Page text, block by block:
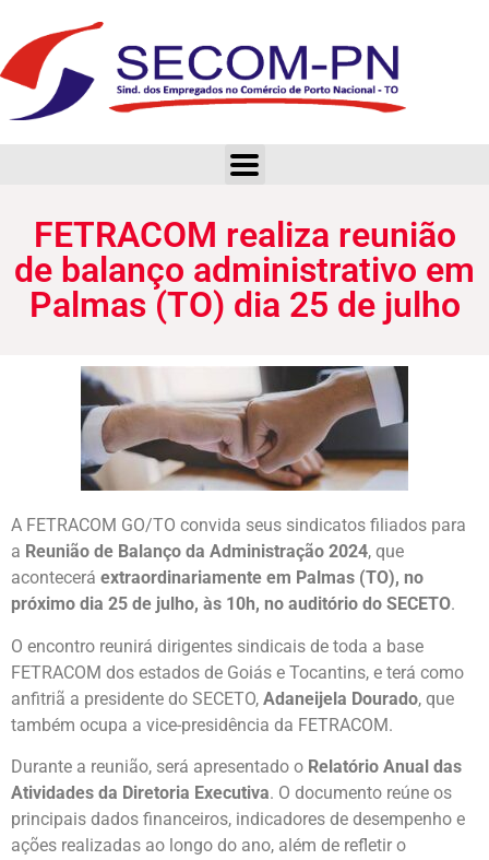
FETRACOM realiza reunião
de balanço administrativo em
Palmas (TO) dia 25 de julho
A FETRACOM GO/TO convida seus sindicatos filiados para
a Reunião de Balanço da Administração 2024, que
acontecerá extraordinariamente em Palmas (TO), no
próximo dia 25 de julho, às 10h, no auditório do SECETO.
O encontro reunirá dirigentes sindicais de toda a base
FETRACOM dos estados de Goiás e Tocantins, e terá como
anfitriã a presidente do SECETO, Adaneijela Dourado, que
também ocupa a vice-presidência da FETRACOM.
Durante a reunião, será apresentado o Relatório Anual das
Atividades da Diretoria Executiva. O documento reúne os
principais dados financeiros, indicadores de desempenho e
ações realizadas ao longo do ano, além de refletir o